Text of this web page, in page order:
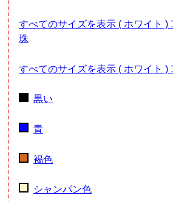
すべてのサイズを表示 ( ホワイト ) 1.5-4mm ライス真
珠
すべてのサイズを表示 ( ホワイト
黒い
青
褐色
シャンパン色